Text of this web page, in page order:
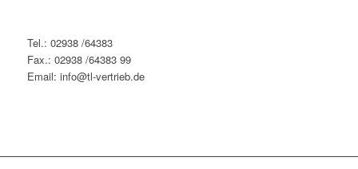
Tel.: 02938 /64383
Fax.: 02938 /64383 99
Email: info@tl-vertrieb.de